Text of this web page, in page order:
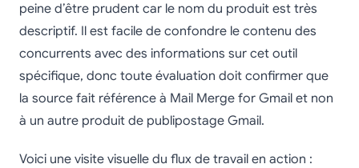
peine d’être prudent car le nom du produit est très
descriptif. Il est facile de confondre le contenu des
concurrents avec des informations sur cet outil
spécifique, donc toute évaluation doit confirmer que
la source fait référence à Mail Merge for Gmail et non
à un autre produit de publipostage Gmail.
Voici une visite visuelle du flux de travail en action :